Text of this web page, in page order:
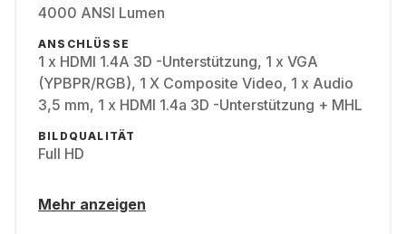
4000 ANSI Lumen
ANSCHLÜSSE
1 x HDMI 1.4A 3D -Unterstützung, 1 x VGA
(YPBPR/RGB), 1 X Composite Video, 1 x Audio
3,5 mm, 1 x HDMI 1.4a 3D -Unterstützung + MHL
BILDQUALITÄT
Full HD
Mehr anzeigen